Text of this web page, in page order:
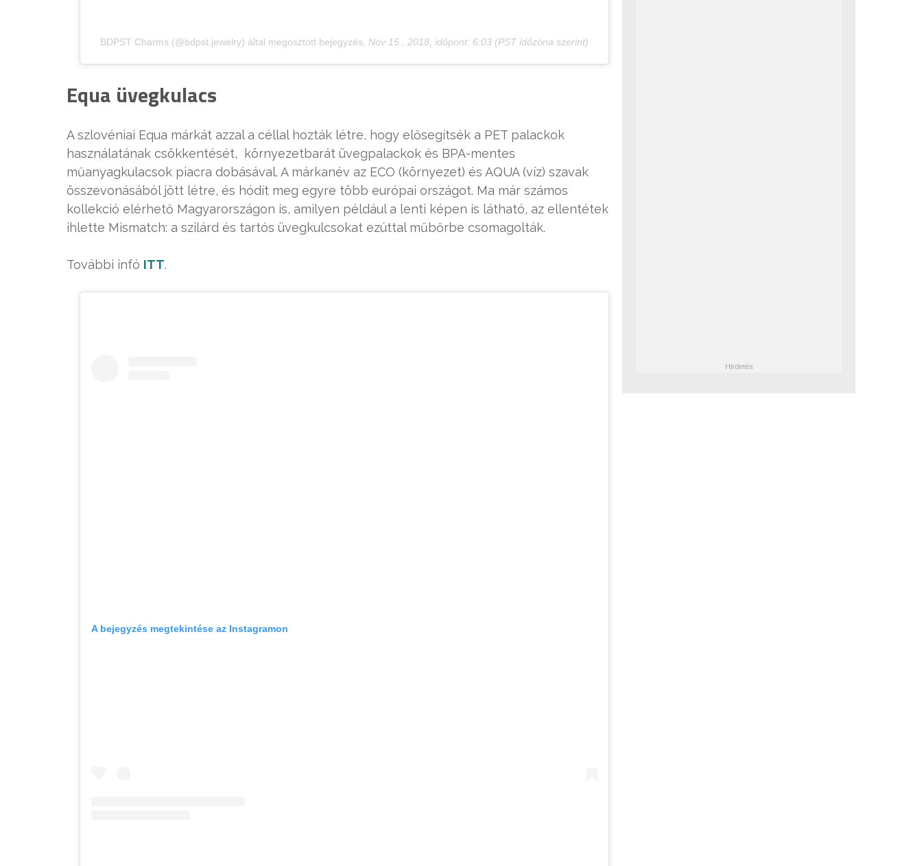
BDPST Charms (@bdpst.jewelry) által megosztott bejegyzés, Nov 15., 2018, időpont: 6:03 (PST időzóna szerint)
Equa üvegkulacs
A szlovéniai Equa márkát azzal a céllal hozták létre, hogy elősegítsék a PET palackok
használatának csökkentését, környezetbarát üvegpalackok és BPA-mentes
műanyagkulacsok piacra dobásával. A márkanév az ECO (környezet) és AQUA (víz) szavak
összevonásából jött létre, és hódít meg egyre több európai országot. Ma már számos
kollekció elérhető Magyarországon is, amilyen például a lenti képen is látható, az ellentétek
ihlette Mismatch: a szilárd és tartós üvegkulcsokat ezúttal műbőrbe csomagolták.
További infó ITT.
A bejegyzés megtekintése az Instagramon